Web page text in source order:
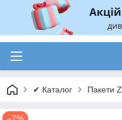
✔ Каталог Пакети